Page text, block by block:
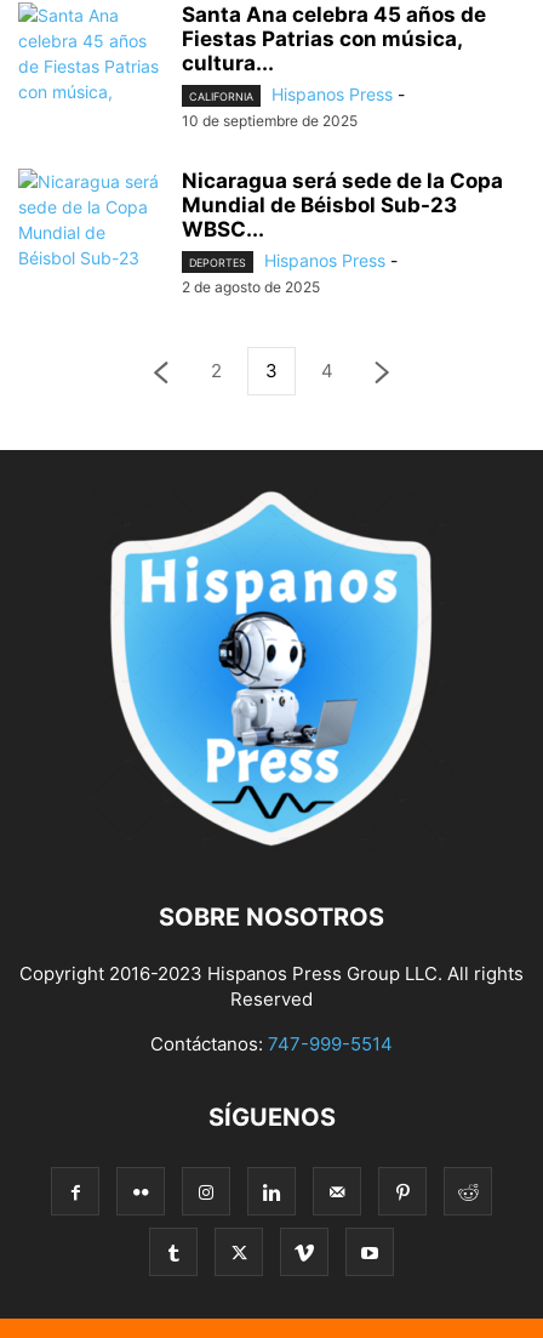
Santa Ana celebra 45 años de
Fiestas Patrias con música,
cultura...
CALIFORNIA Hispanos Press -
10 de septiembre de 2025
Nicaragua será sede de la Copa
Mundial de Béisbol Sub-23
WBSC...
DEPORTES Hispanos Press -
2 de agosto de 2025
2 3 4
SOBRE NOSOTROS
Copyright 2016-2023 Hispanos Press Group LLC. All rights
Reserved
Contáctanos: 747-999-5514
SÍGUENOS